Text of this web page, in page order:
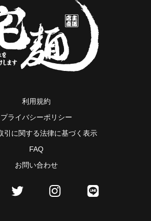
利用規約
プライバシーポリシー
引に関する法律に基づく表示
FAQ
お問い合わせ